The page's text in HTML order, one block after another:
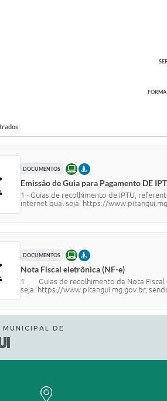
FORMA
DOCUMENTOS ONLINEPRESENCIAL
Emissão de Guia para Pagamento DE
1 - Guias de recolhimento de IPTU,
internet qual seja: https://
DOCUMENTOS ONLINEPRESENCIAL
Nota Fiscal eletrônica (NF-e)
1 Guias de recolhimento da Nota Fiscal
seja: https://www.pitangui.mg.gov.br,
MUNICIPAL DE